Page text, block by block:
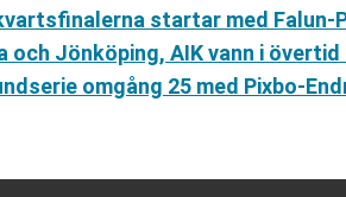
startar med
Jönköping, AIK vann i
omgång 25 med Pixbo-